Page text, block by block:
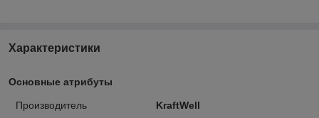
Характеристики
Основные атрибуты
Производитель KraftWell